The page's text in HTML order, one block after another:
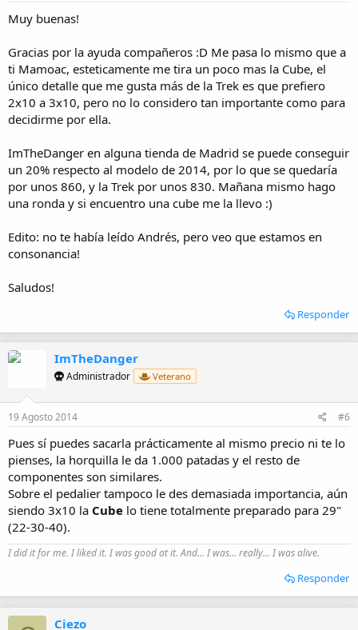
Muy buenas!
Gracias por la ayuda compañeros :D Me pasa lo mismo que a
ti Mamoac, esteticamente me tira un poco mas la Cube, el
único detalle que me gusta más de la Trek es que prefiero
2x10 a 3x10, pero no lo considero tan importante como para
decidirme por ella.
ImTheDanger en alguna tienda de Madrid se puede conseguir
un 20% respecto al modelo de 2014, por lo que se quedaría
por unos 860, y la Trek por unos 830. Mañana mismo hago
una ronda y si encuentro una cube me la llevo :)
Edito: no te había leído Andrés, pero veo que estamos en
consonancia!
Saludos!
Responder
ImTheDanger
Administrador Veterano
19 Agosto 2014 #6
Pues sí puedes sacarla prácticamente al mismo precio ni te lo
pienses, la horquilla le da 1.000 patadas y el resto de
componentes son similares.
Sobre el pedalier tampoco le des demasiada importancia, aún
siendo 3x10 la Cube lo tiene totalmente preparado para 29"
(22-30-40).
I did it for me. I liked it. I was good at it. And... I was... really... I was alive.
Responder
Ciezo